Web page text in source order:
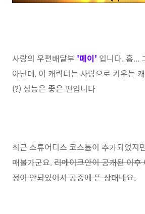
사랑의 우편배달부 '메이' 입니다. 흠...
아닌데, 이 캐릭터는 사랑으로 키우는
(?) 성능은 좋은 편입니다
최근 스튜어디스 코스튬이 추가되었지
매불가군요. 리메이크안이 공개된 이
정이 안되있어서 공중에 뜬 상태네요.